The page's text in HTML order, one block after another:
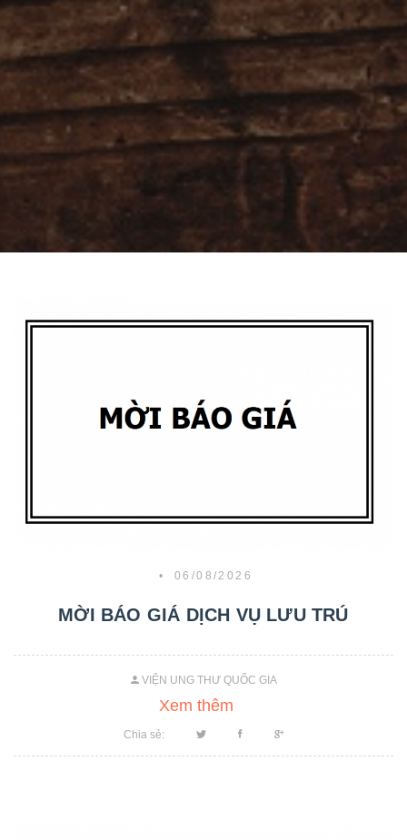
• 06/08/2026
MỜI BÁO GIÁ DỊCH VỤ LƯU TRÚ
VIỆN UNG THƯ QUỐC GIA
Xem thêm
Chia sẻ: